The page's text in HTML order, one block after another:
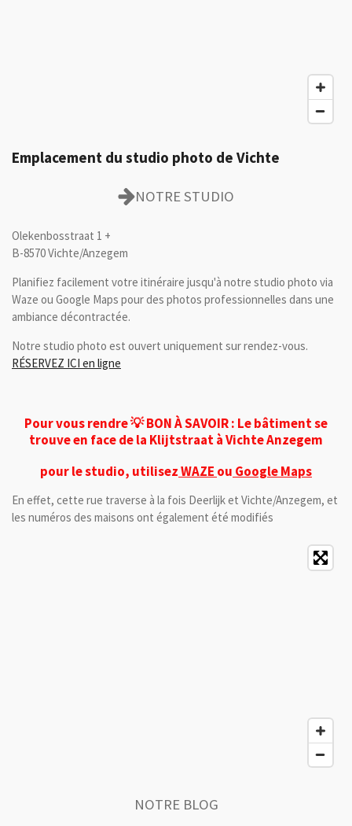
Emplacement du studio photo de Vichte
NOTRE STUDIO
Olekenbosstraat 1 +
B-8570 Vichte/Anzegem
Planifiez facilement votre itinéraire jusqu'à notre studio photo via
Waze ou Google Maps pour des photos professionnelles dans une
ambiance décontractée.
Notre studio photo est ouvert uniquement sur rendez-vous.
RÉSERVEZ ICI en ligne
Pour vous rendre 💡BON À SAVOIR : Le bâtiment se
trouveen face de la Klijtstraat à Vichte Anzegem
pour le studio, utilisezWAZE ou Google Maps
En effet, cette rue traverse à la fois Deerlijk et Vichte/Anzegem, et
les numéros des maisons ont également été modifiés
NOTRE BLOG